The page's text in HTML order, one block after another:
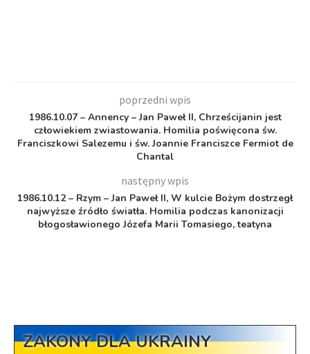
poprzedni wpis
1986.10.07 – Annency – Jan Paweł II, Chrześcijanin jest
człowiekiem zwiastowania. Homilia poświęcona św.
Franciszkowi Salezemu i św. Joannie Franciszce Fermiot de
Chantal
następny wpis
1986.10.12 – Rzym – Jan Paweł II, W kulcie Bożym dostrzegł
najwyższe źródło światła. Homilia podczas kanonizacji
błogosławionego Józefa Marii Tomasiego, teatyna
ZAKONY DLA UKRAINY